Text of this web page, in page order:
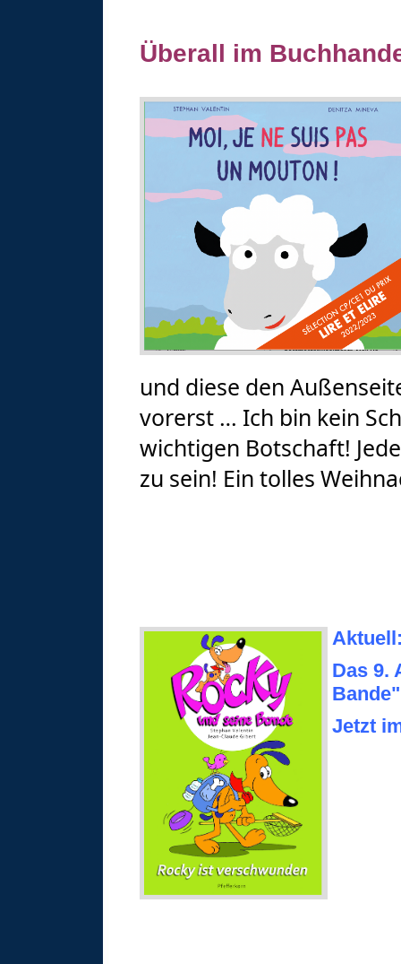
Überall im
und diese den
vorerst … Ich bin kein
wichtigen Botschaft!
zu sein! Ein tolles
Das 9.
Bande"
Jetzt